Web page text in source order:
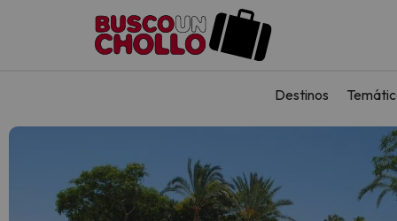
Destinos